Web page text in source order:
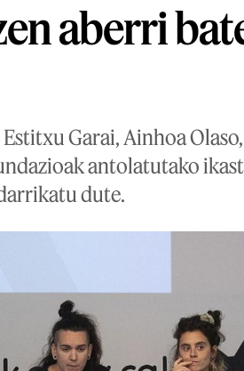
aberri
Garai, Ainhoa Olaso,
antolatutako
dute.